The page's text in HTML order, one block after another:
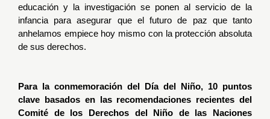
educación y la investigación se ponen al servicio de la
infancia para asegurar que el futuro de paz que tanto
anhelamos empiece hoy mismo con la protección absoluta
de sus derechos.
Para la conmemoración del Día del Niño, 10 puntos
clave basados en las recomendaciones recientes del
Comité de los Derechos del Niño de las Naciones